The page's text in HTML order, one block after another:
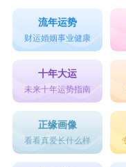
流年运势
财运婚姻事业健康
十年大运
未来十年运势指南
正缘画像
看看真爱长什么样